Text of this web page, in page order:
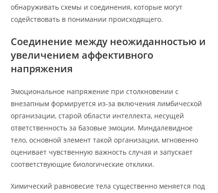
обнаруживать схемы и соединения, которые могут
содействовать в понимании происходящего.
Соединение между неожиданностью и
увеличением аффективного
напряжения
Эмоциональное напряжение при столкновении с
внезапным формируется из-за включения лимбической
организации, старой области интеллекта, несущей
ответственность за базовые эмоции. Миндалевидное
тело, основной элемент такой организации, мгновенно
оценивает чувственную важность случая и запускает
соответствующие биологические отклики.
Химический равновесие тела существенно меняется под